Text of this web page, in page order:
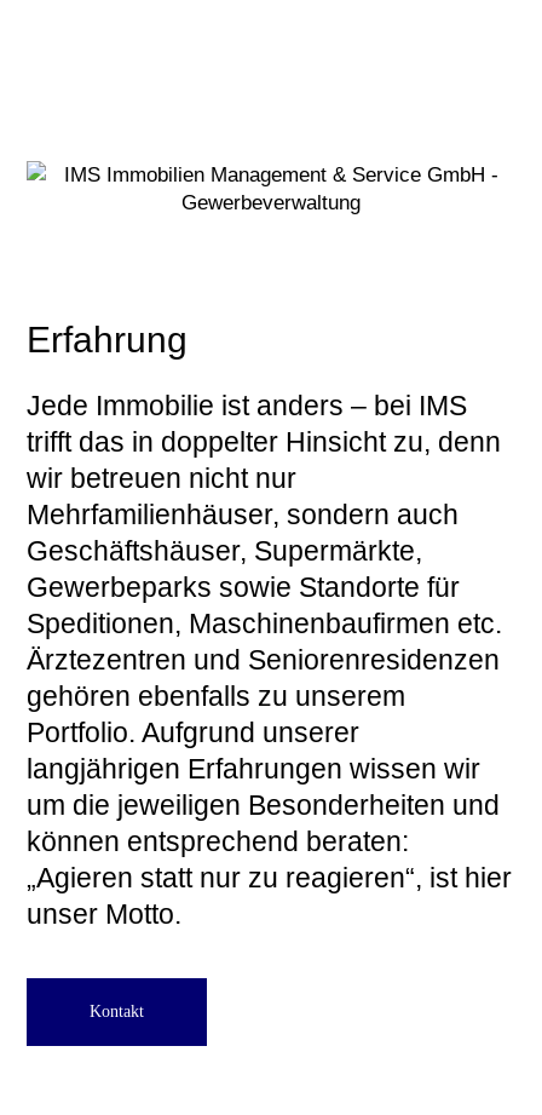
Erfahrung
Jede Immobilie ist anders – bei IMS
trifft das in doppelter Hinsicht zu, denn
wir betreuen nicht nur
Mehrfamilienhäuser, sondern auch
Geschäftshäuser, Supermärkte,
Gewerbeparks sowie Standorte für
Speditionen, Maschinenbaufirmen etc.
Ärztezentren und Seniorenresidenzen
gehören ebenfalls zu unserem
Portfolio. Aufgrund unserer
langjährigen Erfahrungen wissen wir
um die jeweiligen Besonderheiten und
können entsprechend beraten:
„Agieren statt nur zu reagieren“, ist hier
unser Motto.
Kontakt